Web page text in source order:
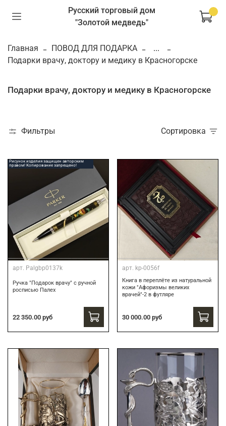
Русский торговый дом
"Золотой медведь"
Главная ПОВОД ДЛЯ ПОДАРКА
...
Подарки врачу, доктору и медику в Красногорске
Подарки врачу, доктору и медику в Красногорске
Фильтры Сортировка
Рисунок изделия защищен авторским
правом! Копирование запрещено!
арт. Palgbp0137k
Ручка "Подарок врачу" с ручной
росписью Палех
22 350.00 руб
арт. kp-0056f
Книга в переплёте из натуральной
кожи "Афоризмы великих
врачей"-2 в футляре
30 000.00 руб